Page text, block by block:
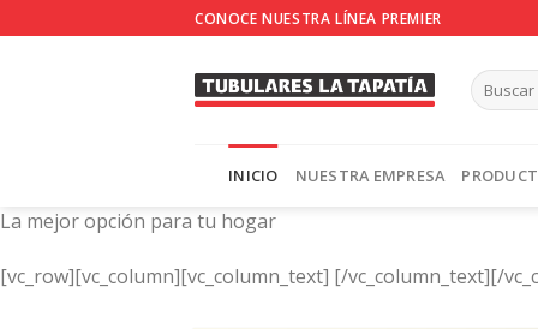
to
CONOCE NUESTRA LÍNEA PREMIER
INICIO NUESTRA EMPRESA
La mejor opción para tu hogar
[vc_row][vc_column][vc_column_text] [/vc_column_text][/